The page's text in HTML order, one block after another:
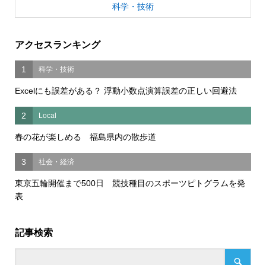
科学・技術
アクセスランキング
1 科学・技術
Excelにも誤差がある？ 浮動小数点演算誤差の正しい回避法
2 Local
春の花が楽しめる 福島県内の散歩道
3 社会・経済
東京五輪開催まで500日 競技種目のスポーツピトグラムを発
表
記事検索